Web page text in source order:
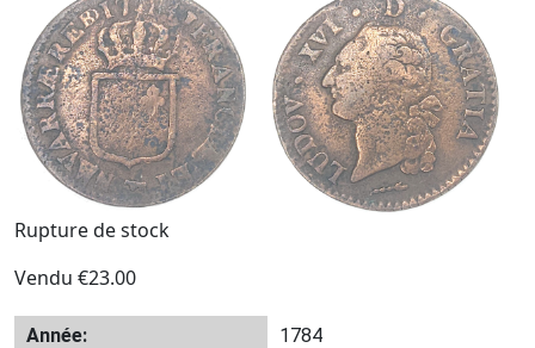
Rupture de stock
Vendu €23.00
Année:
1784